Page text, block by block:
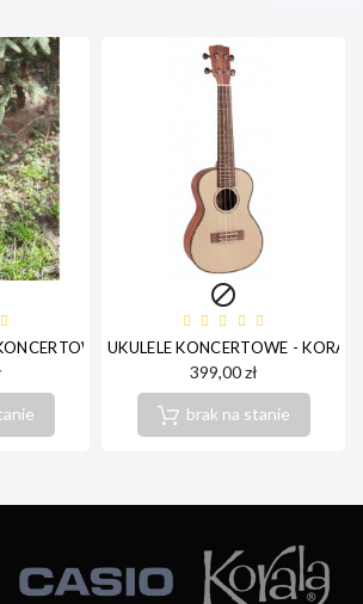
ORTEGA RFU11ZE

UKULELE KONCERTOWE -
399,00 zł
brak na stanie